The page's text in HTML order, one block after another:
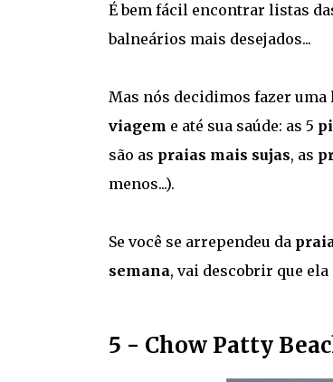
É bem fácil encontrar listas
balneários mais desejados...
Mas nós decidimos fazer uma
viagem e até sua saúde: as 5
são as praias mais sujas, as
menos...).
Se você se arrependeu da
semana, vai descobrir que
5 - Chow Patty